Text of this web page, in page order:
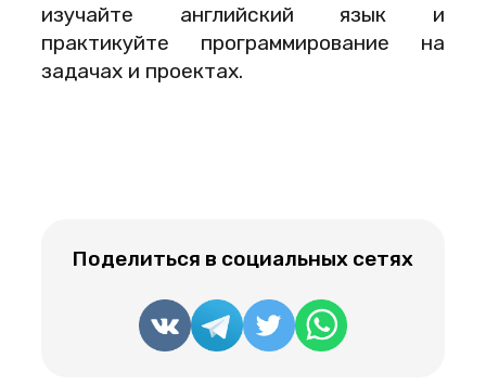
изучайте английский язык и
практикуйте программирование на
задачах и проектах.
Поделиться в социальных сетях